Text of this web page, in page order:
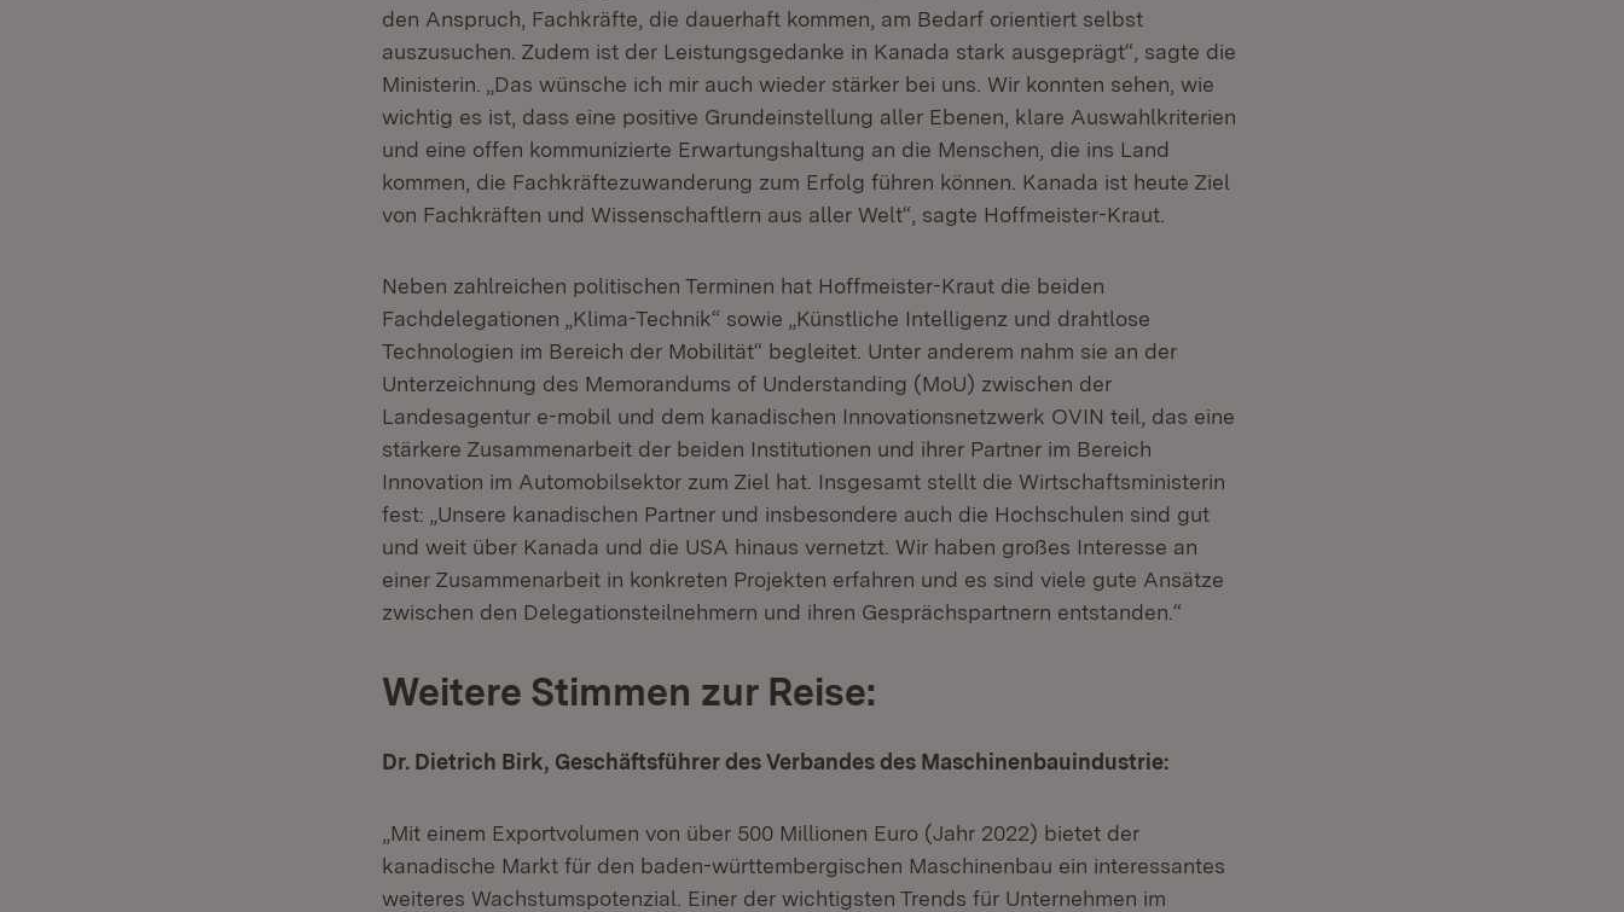
den Anspruch, Fachkräfte, die dauerhaft kommen, am Bedarf orientiert selbst
auszusuchen. Zudem ist der Leistungsgedanke in Kanada stark ausgeprägt“, sagte die
Ministerin. „Das wünsche ich mir auch wieder stärker bei uns. Wir konnten sehen, wie
wichtig es ist, dass eine positive Grundeinstellung aller Ebenen, klare Auswahlkriterien
und eine offen kommunizierte Erwartungshaltung an die Menschen, die ins Land
kommen, die Fachkräftezuwanderung zum Erfolg führen können. Kanada ist heute Ziel
von Fachkräften und Wissenschaftlern aus aller Welt“, sagte Hoffmeister-Kraut.
Neben zahlreichen politischen Terminen hat Hoffmeister-Kraut die beiden
Fachdelegationen „Klima-Technik“ sowie „Künstliche Intelligenz und drahtlose
Technologien im Bereich der Mobilität“ begleitet. Unter anderem nahm sie an der
Unterzeichnung des Memorandums of Understanding (MoU) zwischen der
Landesagentur e-mobil und dem kanadischen Innovationsnetzwerk OVIN teil, das eine
stärkere Zusammenarbeit der beiden Institutionen und ihrer Partner im Bereich
Innovation im Automobilsektor zum Ziel hat. Insgesamt stellt die Wirtschaftsministerin
fest: „Unsere kanadischen Partner und insbesondere auch die Hochschulen sind gut
und weit über Kanada und die USA hinaus vernetzt. Wir haben großes Interesse an
einer Zusammenarbeit in konkreten Projekten erfahren und es sind viele gute Ansätze
zwischen den Delegationsteilnehmern und ihren Gesprächspartnern entstanden.“
Weitere Stimmen zur Reise:
Dr. Dietrich Birk, Geschäftsführer des Verbandes des Maschinenbauindustrie:
„Mit einem Exportvolumen von über 500 Millionen Euro (Jahr 2022) bietet der
kanadische Markt für den baden-württembergischen Maschinenbau ein interessantes
weiteres Wachstumspotenzial. Einer der wichtigsten Trends für Unternehmen im